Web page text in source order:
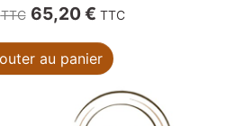
TTC Prix
65,20 € TTC
au panier